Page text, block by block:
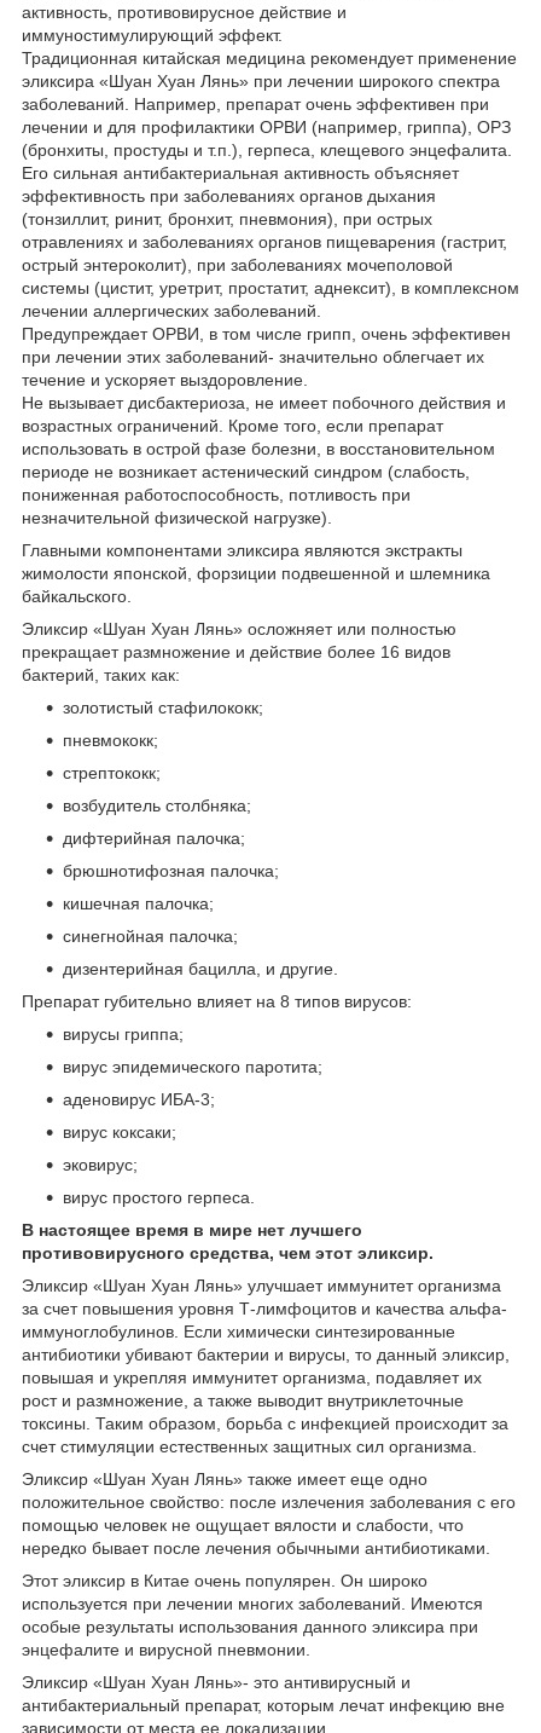
активность, противовирусное действие и
иммуностимулирующий эффект.
Традиционная китайская медицина рекомендует применение
эликсира «Шуан Хуан Лянь» при лечении широкого спектра
заболеваний. Например, препарат очень эффективен при
лечении и для профилактики ОРВИ (например, гриппа), ОРЗ
(бронхиты, простуды и т.п.), герпеса, клещевого энцефалита.
Его сильная антибактериальная активность объясняет
эффективность при заболеваниях органов дыхания
(тонзиллит, ринит, бронхит, пневмония), при острых
отравлениях и заболеваниях органов пищеварения (гастрит,
острый энтероколит), при заболеваниях мочеполовой
системы (цистит, уретрит, простатит, аднексит), в комплексном
лечении аллергических заболеваний.
Предупреждает ОРВИ, в том числе грипп, очень эффективен
при лечении этих заболеваний- значительно облегчает их
течение и ускоряет выздоровление.
Не вызывает дисбактериоза, не имеет побочного действия и
возрастных ограничений. Кроме того, если препарат
использовать в острой фазе болезни, в восстановительном
периоде не возникает астенический синдром (слабость,
пониженная работоспособность, потливость при
незначительной физической нагрузке).
Главными компонентами эликсира являются экстракты
жимолости японской, форзиции подвешенной и шлемника
байкальского.
Эликсир «Шуан Хуан Лянь» осложняет или полностью
прекращает размножение и действие более 16 видов
бактерий, таких как:
золотистый стафилококк;
пневмококк;
стрептококк;
возбудитель столбняка;
дифтерийная палочка;
брюшнотифозная палочка;
кишечная палочка;
синегнойная палочка;
дизентерийная бацилла, и другие.
Препарат губительно влияет на 8 типов вирусов:
вирусы гриппа;
вирус эпидемического паротита;
аденовирус ИБА-3;
вирус коксаки;
эковирус;
вирус простого герпеса.
В настоящее время в мире нет лучшего
противовирусного средства, чем этот эликсир.
Эликсир «Шуан Хуан Лянь» улучшает иммунитет организма
за счет повышения уровня Т-лимфоцитов и качества альфа-
иммуноглобулинов. Если химически синтезированные
антибиотики убивают бактерии и вирусы, то данный эликсир,
повышая и укрепляя иммунитет организма, подавляет их
рост и размножение, а также выводит внутриклеточные
токсины. Таким образом, борьба с инфекцией происходит за
счет стимуляции естественных защитных сил организма.
Эликсир «Шуан Хуан Лянь» также имеет еще одно
положительное свойство: после излечения заболевания с его
помощью человек не ощущает вялости и слабости, что
нередко бывает после лечения обычными антибиотиками.
Этот эликсир в Китае очень популярен. Он широко
используется при лечении многих заболеваний. Имеются
особые результаты использования данного эликсира при
энцефалите и вирусной пневмонии.
Эликсир «Шуан Хуан Лянь»- это антивирусный и
антибактериальный препарат, которым лечат инфекцию вне
зависимости от места ее локализации.